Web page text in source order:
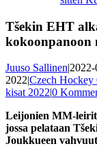
Tšekin EHT
kokoonpanoon
Juuso Sallinen|
2022|Czech Hockey
kisat 2022|0
Leijonien MM-
jossa pelataan
Joukkueen